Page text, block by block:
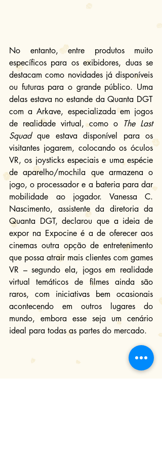
No entanto, entre produtos muito
específicos para os exibidores, duas se
destacam como novidades já disponíveis
ou futuras para o grande público. Uma
delas estava no estande da Quanta DGT
com a Arkave, especializada em jogos
de realidade virtual, como o
The Last
Squad que estava disponível para os
visitantes jogarem, colocando os óculos
VR, os joysticks especiais e uma espécie
de aparelho/mochila que armazena o
jogo, o processador e a bateria para dar
mobilidade ao jogador. Vanessa C.
Nascimento, assistente da diretoria da
Quanta DGT, declarou que a ideia de
expor na Expocine é a de oferecer aos
cinemas outra opção de entretenimento
que possa atrair mais clientes com games
VR – segundo ela, jogos em realidade
virtual temáticos de filmes ainda são
raros, com iniciativas bem ocasionais
acontecendo em outros lugares do
mundo, embora esse seja um cenário
ideal para todas as partes do mercado.